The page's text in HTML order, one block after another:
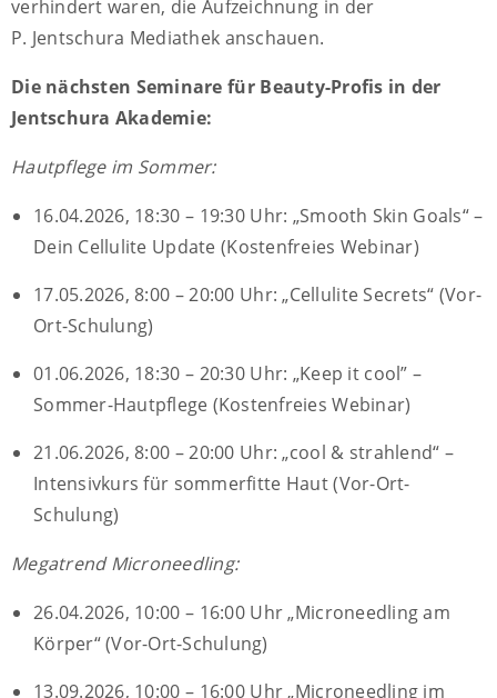
verhindert waren, die Aufzeichnung in der
P. Jentschura Mediathek anschauen.
Die nächsten Seminare für Beauty-Profis in der
Jentschura Akademie:
Hautpflege im Sommer:
16.04.2026, 18:30 – 19:30 Uhr: „Smooth Skin Goals“ –
Dein Cellulite Update (Kostenfreies Webinar)
17.05.2026, 8:00 – 20:00 Uhr: „Cellulite Secrets“ (Vor-
Ort-Schulung)
01.06.2026, 18:30 – 20:30 Uhr: „Keep it cool” –
Sommer-Hautpflege (Kostenfreies Webinar)
21.06.2026, 8:00 – 20:00 Uhr: „cool & strahlend“ –
Intensivkurs für sommerfitte Haut (Vor-Ort-
Schulung)
Megatrend Microneedling:
26.04.2026, 10:00 – 16:00 Uhr „Microneedling am
Körper“ (Vor-Ort-Schulung)
13.09.2026, 10:00 – 16:00 Uhr „Microneedling im